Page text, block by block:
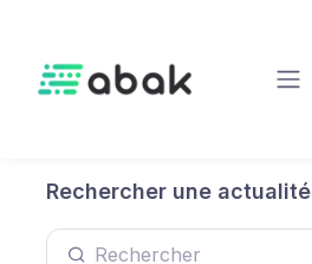
Rechercher une actualité